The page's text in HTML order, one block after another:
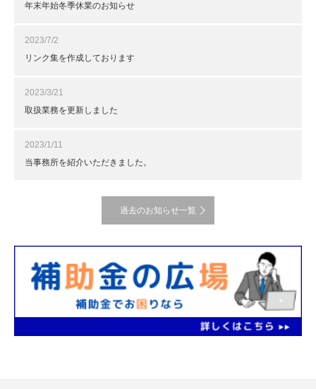
年末年始冬季休業のお知らせ
2023/7/2
リンク集を作成しております
2023/3/21
取扱業務を更新しました
2023/1/11
当事務所を紹介いただきました。
過去のお知らせ一覧